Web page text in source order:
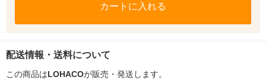
カートに入れる
配送情報・送料について
この商品はLOHACOが販売・発送します。